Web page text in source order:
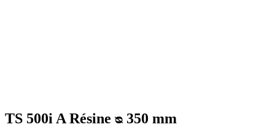
TS 500i A Résine ᴓ 350 mm